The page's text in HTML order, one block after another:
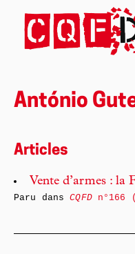
António
Articles
Vente d’armes : la
Paru dansCQFDn°166